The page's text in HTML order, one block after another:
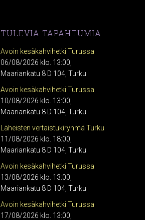
TULEVIA TAPAHTUMIA
Avoin kesäkahvihetki Turussa
06/08/2026 klo. 13:00,
Maariankatu 8 D 104, Turku
Avoin kesäkahvihetki Turussa
10/08/2026 klo. 13:00,
Maariankatu 8 D 104, Turku
Läheisten vertaistukiryhmä Turku
11/08/2026 klo. 18:00,
Maariankatu 8 D 104, Turku
Avoin kesäkahvihetki Turussa
13/08/2026 klo. 13:00,
Maariankatu 8 D 104, Turku
Avoin kesäkahvihetki Turussa
17/08/2026 klo. 13:00,